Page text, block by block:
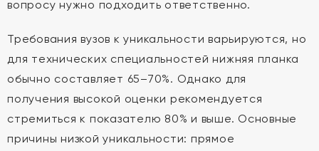
вопросу нужно подходить ответственно.
Требования вузов к уникальности варьируются, но
для технических специальностей нижняя планка
обычно составляет 65–70%. Однако для
получения высокой оценки рекомендуется
стремиться к показателю 80% и выше. Основные
причины низкой уникальности: прямое